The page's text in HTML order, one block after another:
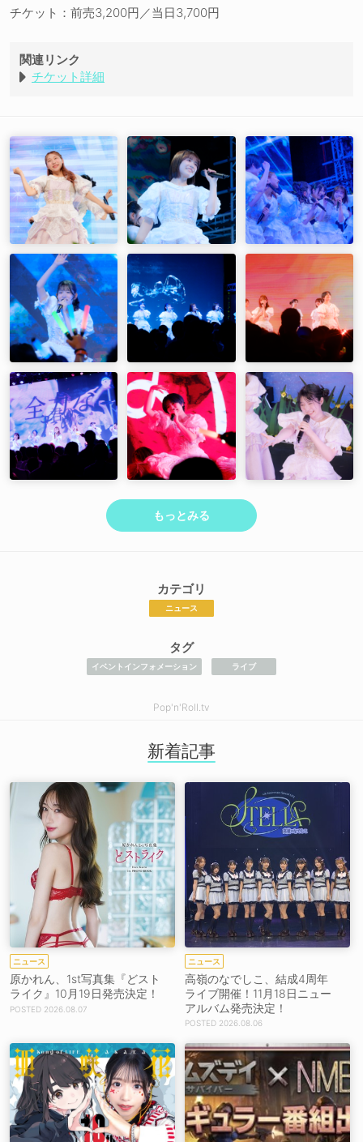
超明快自分自身
グランドマーチ
花々歌唄 -はなばなうたうた-
EN01. 歌の咲く島
チケット：前売3,200円／当日3,700円
関連リンク
チケット詳細
もっとみる
カテゴリ
ニュース
タグ
イベントインフォメーション ライブ
Pop'n'Roll.tv
新着記事
ニュース
原かれん、1st写真集『どスト
ライク』10月19日発売決定！
2026.08.07
ニュース
高嶺のなでしこ、結成4周年
ライブ開催！11月18日ニュー
アルバム発売決定！
2026.08.06